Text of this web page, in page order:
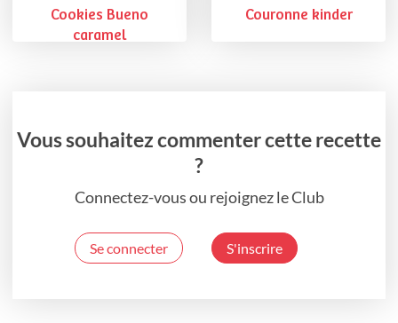
Cookies Bueno
caramel
Couronne kinder
Vous souhaitez commenter cette recette
?
Connectez-vous ou rejoignez le Club
Se connecter S'inscrire